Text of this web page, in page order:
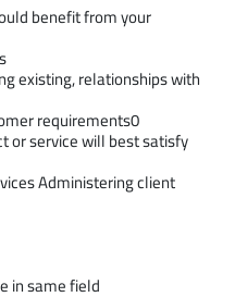
benefit from your
existing, relationships with
requirements0
or service will best satisfy
Administering client
in same field